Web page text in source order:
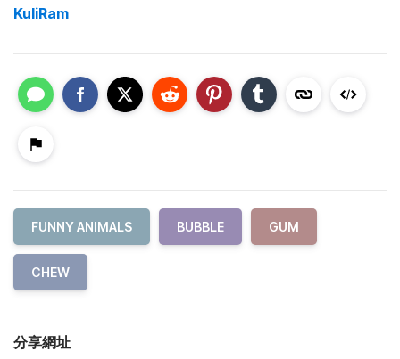
KuliRam
FUNNY ANIMALS BUBBLE GUM
CHEW
分享網址